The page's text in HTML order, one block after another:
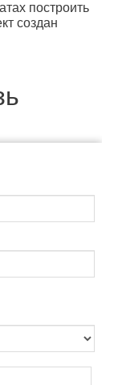
построить
создан